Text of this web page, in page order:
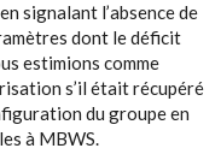
signalant l’absence de
dont le déficit
estimions comme
s’il était récupéré
du groupe en
à MBWS.